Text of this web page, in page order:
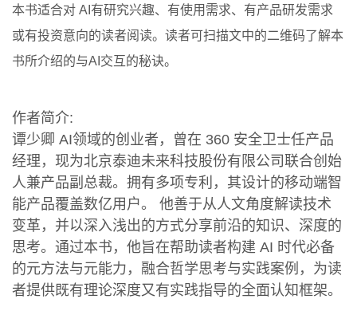
本书适合对 AI有研究兴趣、有使用需求、有产品研发需求
或有投资意向的读者阅读。读者可扫描文中的二维码了解本
书所介绍的与AI交互的秘诀。
作者简介:
谭少卿 AI领域的创业者，曾在 360 安全卫士任产品
经理，现为北京泰迪未来科技股份有限公司联合创始
人兼产品副总裁。拥有多项专利，其设计的移动端智
能产品覆盖数亿用户。 他善于从人文角度解读技术
变革，并以深入浅出的方式分享前沿的知识、深度的
思考。通过本书，他旨在帮助读者构建 AI 时代必备
的元方法与元能力，融合哲学思考与实践案例，为读
者提供既有理论深度又有实践指导的全面认知框架。